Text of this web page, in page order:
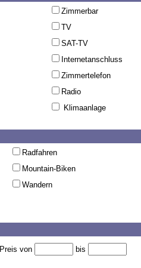
Zimmerbar
TV
SAT-TV
Internetanschluss
Zimmertelefon
Radio
Klimaanlage
Radfahren
Mountain-Biken
Wandern
Preis von bis